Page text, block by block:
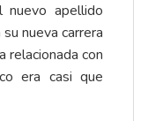
apellido
nueva carrera
relacionada con
era casi que